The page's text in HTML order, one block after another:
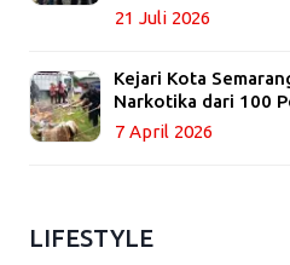
21 Juli 2026
Kejari Kota
Narkotika dari 100
7 April 2026
LIFESTYLE